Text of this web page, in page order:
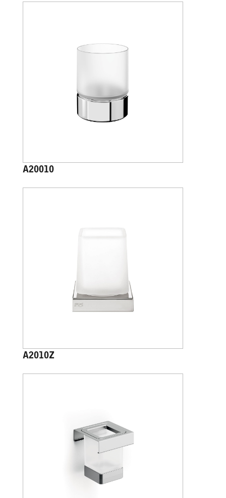
A20010
A2010Z